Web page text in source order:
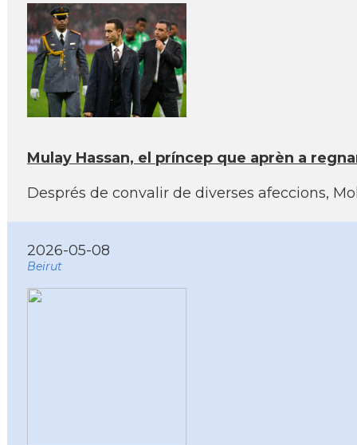
Mulay Hassan, el príncep que aprèn a
Després de convalir de diverses afeccions,
2026-05-08
Beirut